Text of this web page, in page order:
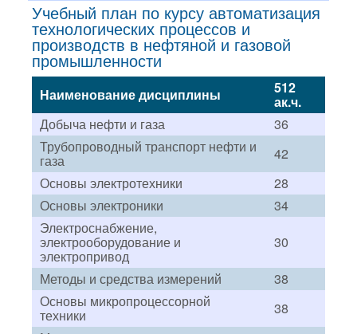
Учебный план по курсу автоматизация
технологических процессов и
производств в нефтяной и газовой
промышленности
Наименование дисциплины 512
ак.ч.
Добыча нефти и газа
36
Трубопроводный транспорт нефти и
газа
42
Основы электротехники
28
Основы электроники
34
Электроснабжение,
электрооборудование и
электропривод
30
Методы и средства измерений
38
Основы микропроцессорной
техники
38